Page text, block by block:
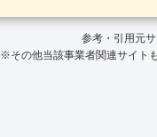
参考・引用元サ
※その他当該事業者関連サイト